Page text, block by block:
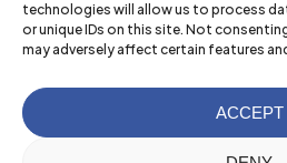
technologies will allow us to process
or unique IDs on this site. Not
may adversely affect certain features
ACCEPT